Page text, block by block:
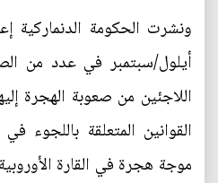
ونشرت الحكومة الدنماركية
أيلول/سبتمبر في عدد من
اللاجئين من صعوبة الهجرة
القوانين المتعلقة باللجوء
موجة هجرة في القارة